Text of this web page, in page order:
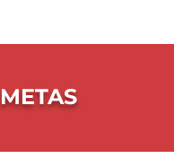
METAS